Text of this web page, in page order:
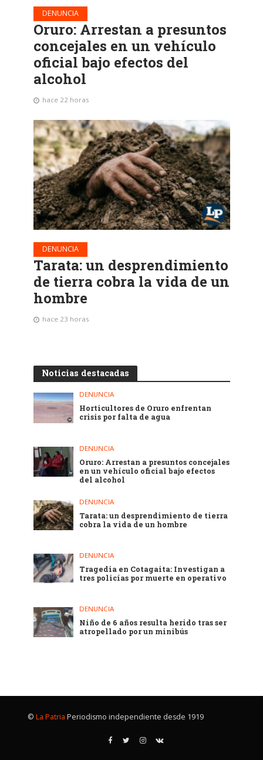
DENUNCIA
Oruro: Arrestan a presuntos
concejales en un vehículo
oficial bajo efectos del
alcohol
hace 22 horas
DENUNCIA
Tarata: un desprendimiento
de tierra cobra la vida de un
hombre
hace 23 horas
Noticias destacadas
DENUNCIA
Horticultores de Oruro enfrentan
crisis por falta de agua
DENUNCIA
Oruro: Arrestan a presuntos concejales
en un vehículo oficial bajo efectos
del alcohol
DENUNCIA
Tarata: un desprendimiento de tierra
cobra la vida de un hombre
DENUNCIA
Tragedia en Cotagaita: Investigan a
tres policías por muerte en operativo
DENUNCIA
Niño de 6 años resulta herido tras ser
atropellado por un minibús
© La Patria Periodismo independiente desde 1919